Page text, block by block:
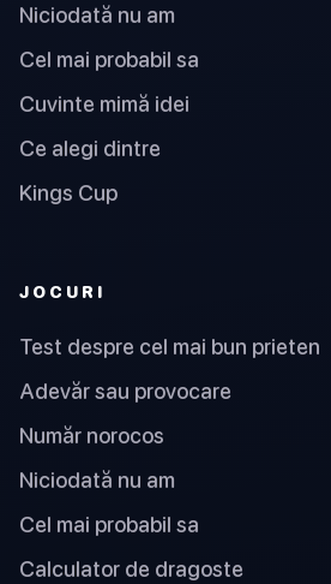
Niciodată nu am
Cel mai probabil sa
Cuvinte mimă idei
Ce alegi dintre
Kings Cup
JOCURI
Test despre cel mai bun prieten
Adevăr sau provocare
Număr norocos
Niciodată nu am
Cel mai probabil sa
Calculator de dragoste